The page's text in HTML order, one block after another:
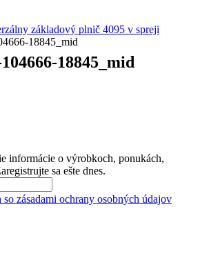
základový plnič 4095 v spreji
18845_mid
18845_mid
informácie o výrobkoch, ponukách,
sa ešte dnes.
so zásadami ochrany osobných údajov